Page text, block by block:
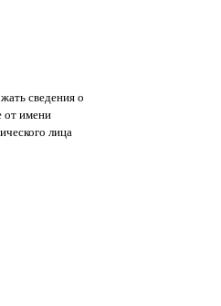
сведения о
от имени
лица